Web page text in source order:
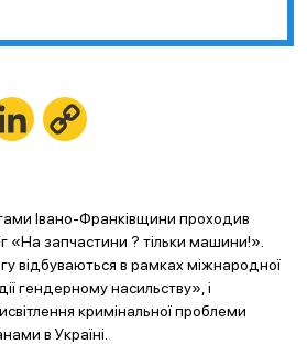
LinkedIn
Івано-Франківщини проходив
«На запчастини ? тільки машини!».
відбуваються в рамках міжнародної
гендерному насильству», і
кримінальної проблеми
в Україні.